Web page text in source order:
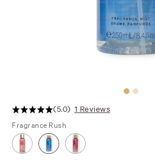
(5.0) 1 Reviews
Fragrance Rush